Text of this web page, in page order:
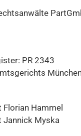
PR 2343
Hammel
Jannick Myska